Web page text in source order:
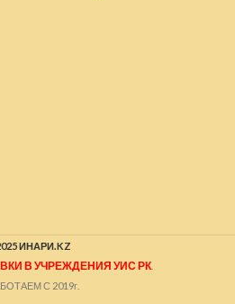
ИНАРИ.KZ
В УЧРЕЖДЕНИЯ УИС РК
С 2019г.